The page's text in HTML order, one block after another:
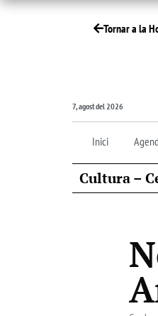
Tornar a la
7, agost del 2026
Inici
Cultura –